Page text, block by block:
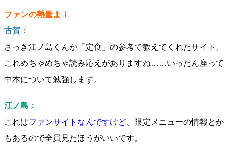
ファンの熱量よ！
古賀：
さっき江ノ島くんが「定食」の参考で教えてくれたサイト、
これめちゃめちゃ読み応えがありますね……いったん座って
中本について勉強します。
江ノ島：
これはファンサイトなんですけど 、限定メニューの情報とか
もあるので全員見たほうがいいです。